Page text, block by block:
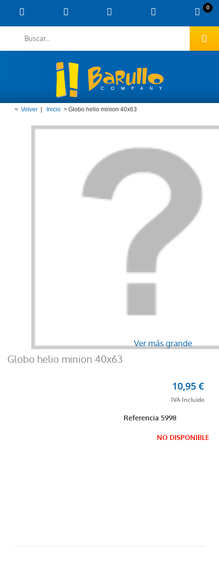
0
< Volver Inicio > Globo helio minion 40x63
Ver más grande
Globo helio minion 40x63
Referencia 5998
10,95 €
NO DISPONIBLE